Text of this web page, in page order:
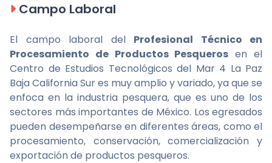
Campo Laboral
El campo laboral del Profesional Técnico en
Procesamiento de Productos Pesqueros en el
Centro de Estudios Tecnológicos del Mar 4 La Paz
Baja California Sur es muy amplio y variado, ya que se
enfoca en la industria pesquera, que es uno de los
sectores más importantes de México. Los egresados
pueden desempeñarse en diferentes áreas, como el
procesamiento, conservación, comercialización y
exportación de productos pesqueros.